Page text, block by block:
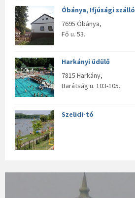
Óbánya, Ifjúsági szálló
7695 Óbánya,
Fő u. 53.
Harkányi üdülő
7815 Harkány,
Barátság u. 103-105.
Szelidi-tó